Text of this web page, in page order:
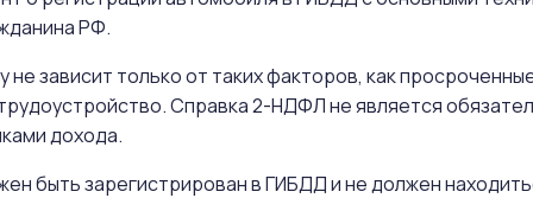
РФ.
не зависит только от таких факторов, как
Справка 2-НДФЛ не является
дохода.
быть зарегистрирован в ГИБДД и не должен